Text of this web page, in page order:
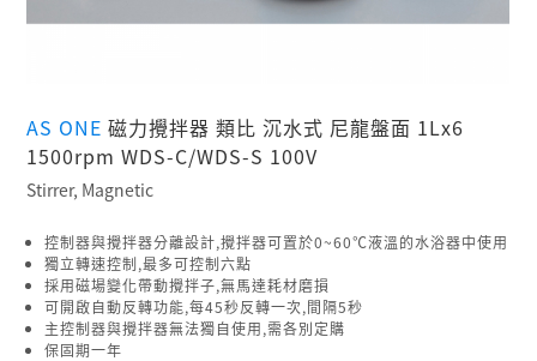
AS ONE磁力攪拌器 類比 沉水式 尼龍盤面 1Lx6
1500rpm WDS-C/WDS-S 100V
Stirrer, Magnetic
控制器與攪拌器分離設計,攪拌器可置於0~60℃液溫的水浴器中使用
獨立轉速控制,最多可控制六點
採用磁場變化帶動攪拌子,無馬達耗材磨損
可開啟自動反轉功能,每45秒反轉一次,間隔5秒
主控制器與攪拌器無法獨自使用,需各別定購
保固期一年